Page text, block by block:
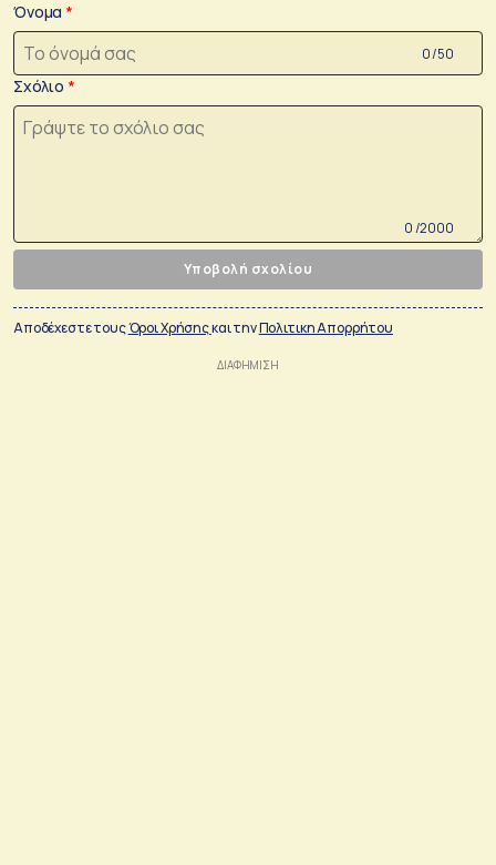
Όνομα
0 /50
Σχόλιο
0 /2000
Υποβολή σχολίου
Αποδέχεστε τουςΌροι Χρήσηςκαι τηνΠολιτικη Απορρήτου